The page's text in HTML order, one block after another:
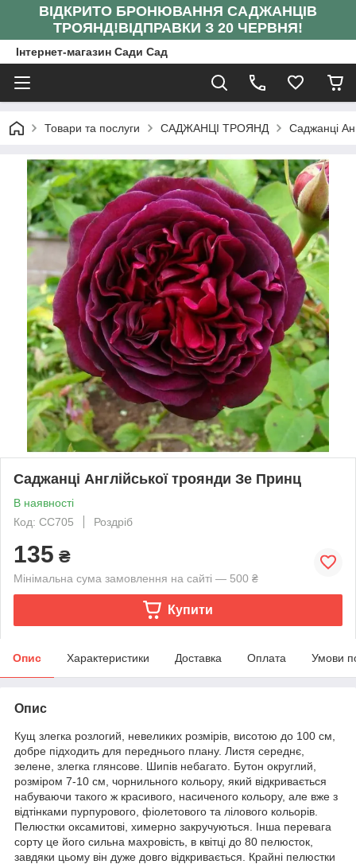
ВІДКРИТО БРОНЮВАННЯ САДЖАНЦІВ
ТРОЯНД!ВІДПРАВКИ З 20 ЧЕРВНЯ!
Інтернет-магазин Сади Сад
Товари та послуги САДЖАНЦІ ТРОЯНД Саджанці
Саджанці Англійської троянди Зе Принц
В наявності
Код: СС705
Роздріб
135 ₴
Мінімальна сума замовлення на сайті — 500 ₴
Купити
Опис Характеристики Доставка Оплата Умови
Опис
Кущ злегка розлогий, невеликих розмірів, висотою до 100 см,
добре підходить для переднього плану. Листя середнє,
зелене, злегка глянсове. Шипів небагато. Бутон округлий,
розміром 7-10 см, чорнильного кольору, який відкривається
набуваючи такого ж красивого, насиченого кольору, але вже з
відтінками пурпурового, фіолетового та лілового кольорів.
Пелюстки оксамитові, химерно закручуються. Інша перевага
сорту це його сильна махровість, в квітці до 80 пелюсток,
завдяки цьому він дуже довго відкривається. Крайні пелюстки